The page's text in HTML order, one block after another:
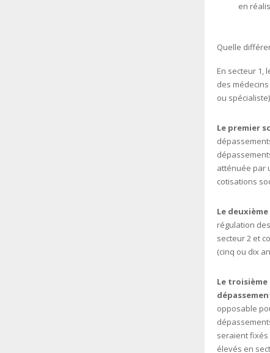
en
Quelle
En secteur 1,
des
ou
Le premier
atténuée par
cotisations
Le
régulation
secteur 2 et
(cinq ou dix
Le
opposable
seraient
élevés en